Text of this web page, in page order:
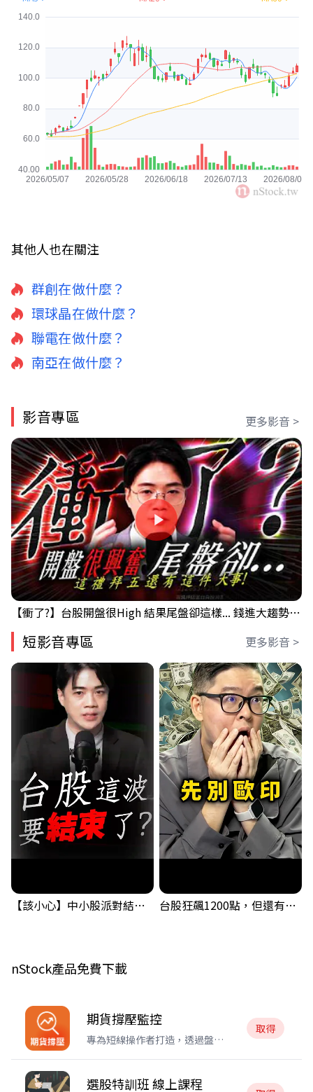
其他人也在關注
群創在做什麼？
環球晶在做什麼？
聯電在做什麼？
南亞在做什麼？
影音專區 更多影音 >
【衝了?】台股開盤很High 結果尾盤卻這樣... 錢進大趨勢 Mr.智霖 陳 2026/08/05
短影音專區 更多影音 >
【該小心】中小股派對結束 ? 關鍵訊號都指向... 台股狂飆1200點，但還有兩關沒過｜Mr.Jimmy高志銘 #台股 #期貨 #加權指數
nStock產品免費下載
期貨撐壓監控
專為短線操作者打造，透過盤中
取得
選股特訓班 線上課程